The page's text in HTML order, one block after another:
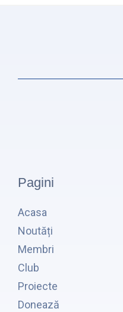
Pagini
Acasa
Noutăți
Membri
Club
Proiecte
Donează